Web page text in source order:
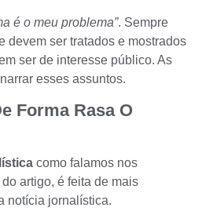
é o meu problema”. Sempre
devem ser tratados e mostrados
ser de interesse público. As
esses assuntos.
Forma Rasa O
como falamos nos
artigo, é feita de mais
notícia jornalística.